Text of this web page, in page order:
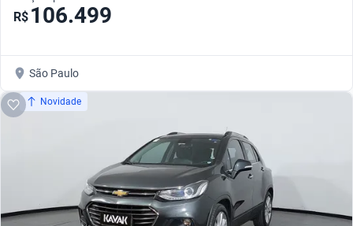
R$ 106.499
São Paulo
Novidade